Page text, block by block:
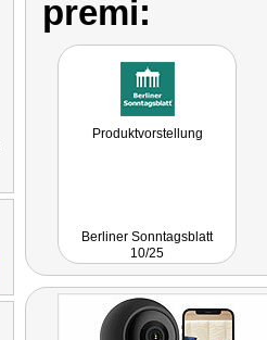
premi:
Produktvorstellung
Berliner Sonntagsblatt
10/25